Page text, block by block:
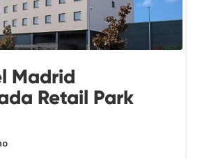
Madrid
Retail Park